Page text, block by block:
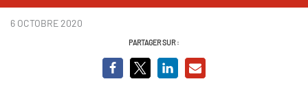
6 OCTOBRE 2020
PARTAGER SUR :